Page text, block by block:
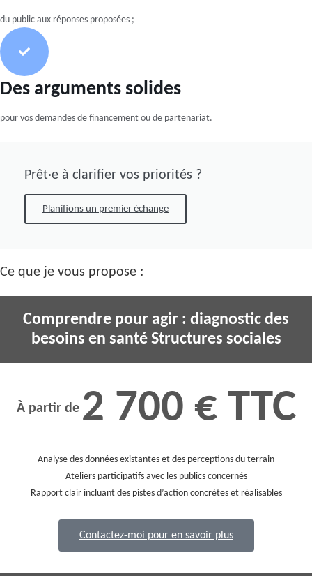
du public aux réponses proposées ;
Des arguments solides
pour vos demandes de financement ou de partenariat.
Prêt·e à clarifier vos priorités ?
Planifions un premier échange
Ce que je vous propose :
Comprendre pour agir : diagnostic des
besoins en santé Structures sociales
À partir de 2 700 € TTC
Analyse des données existantes et des perceptions du terrain
Ateliers participatifs avec les publics concernés
Rapport clair incluant des pistes d’action concrètes et réalisables
Contactez-moi pour en savoir plus